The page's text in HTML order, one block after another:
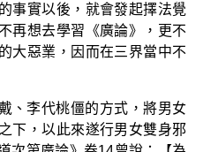
事實以後，就會發起擇法覺
再想去學習《廣論》，更不
大惡業，因而在三界當中不
、李代桃僵的方式，將男女
下，以此來遂行男女雙身邪